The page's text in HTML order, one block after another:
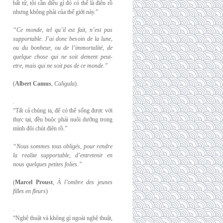
bất tử, tôi cần điều gì đó có thể là điên rồ
nhưng không phải của thế giới này.”
“Ce monde, tel qu’il est fait, n’est pas
supportable. J’ai donc besoin de la lune,
ou du bonheur, ou de l’immortalité, de
quelque chose qui ne soit dement peut-
etre, mais qui ne soit pas de ce monde.”
(Albert Camus, Caligula).
.
“Tất cả chúng ta, để có thể sống được với
thực tại, đều buộc phải nuôi dưỡng trong
mình đôi chút điên rồ.”
“Nous sommes tous obligés, pour rendre
la realite supportable, d’entretenir en
nous quelques petites folies.”
(Marcel Proust,À l’ombre des jeunes
filles en fleurs)
.
“Nghệ thuật và không gì ngoài nghệ thuật,